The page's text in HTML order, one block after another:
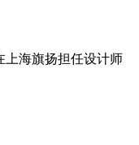
上海旗扬担任设计师